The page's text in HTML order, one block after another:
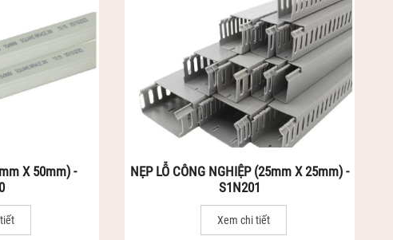
X 50mm) -
NẸP LỖ CÔNG NGHIỆP (25mm X 25mm) -
S1N201
Xem chi tiết